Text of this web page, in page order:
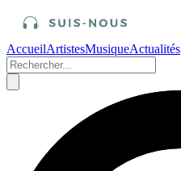
AccueilArtistesMusiqueActualités